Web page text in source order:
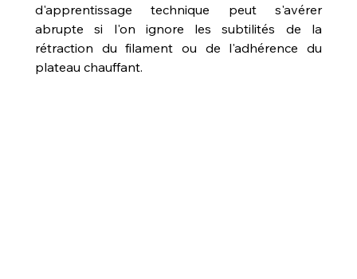
d'apprentissage technique peut s'avérer
abrupte si l'on ignore les subtilités de la
rétraction du filament ou de l'adhérence du
plateau chauffant.